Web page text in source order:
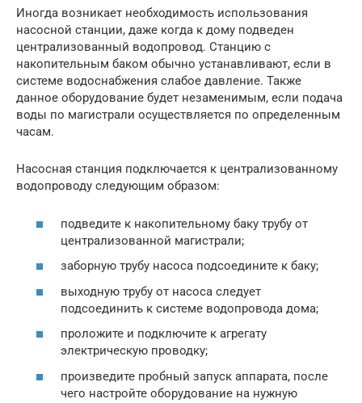
Иногда возникает необходимость использования
насосной станции, даже когда к дому подведен
централизованный водопровод. Станцию с
накопительным баком обычно устанавливают, если в
системе водоснабжения слабое давление. Также
данное оборудование будет незаменимым, если подача
воды по магистрали осуществляется по определенным
часам.
Насосная станция подключается к централизованному
водопроводу следующим образом:
подведите к накопительному баку трубу от
централизованной магистрали;
заборную трубу насоса подсоедините к баку;
выходную трубу от насоса следует
подсоединить к системе водопровода дома;
проложите и подключите к агрегату
электрическую проводку;
произведите пробный запуск аппарата, после
чего настройте оборудование на нужную